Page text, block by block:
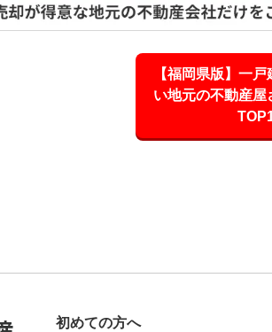
【福岡県版】一
い地元の不動産屋
初めての方へ